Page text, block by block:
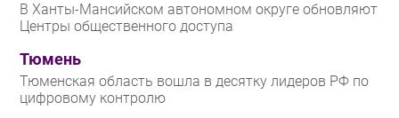
В Ханты-Мансийском автономном округе обновляют
Центры общественного доступа
Тюмень
Тюменская область вошла в десятку лидеров РФ по
цифровому контролю